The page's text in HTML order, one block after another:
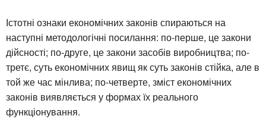
Істотні ознаки економічних законів спираються на
наступні методологічні посилання: по-перше, це закони
дійсності; по-друге, це закони засобів виробництва; по-
третє, суть економічних явищ як суть законів стійка, але в
той же час мінлива; по-четверте, зміст економічних
законів виявляється у формах їх реального
функціонування.